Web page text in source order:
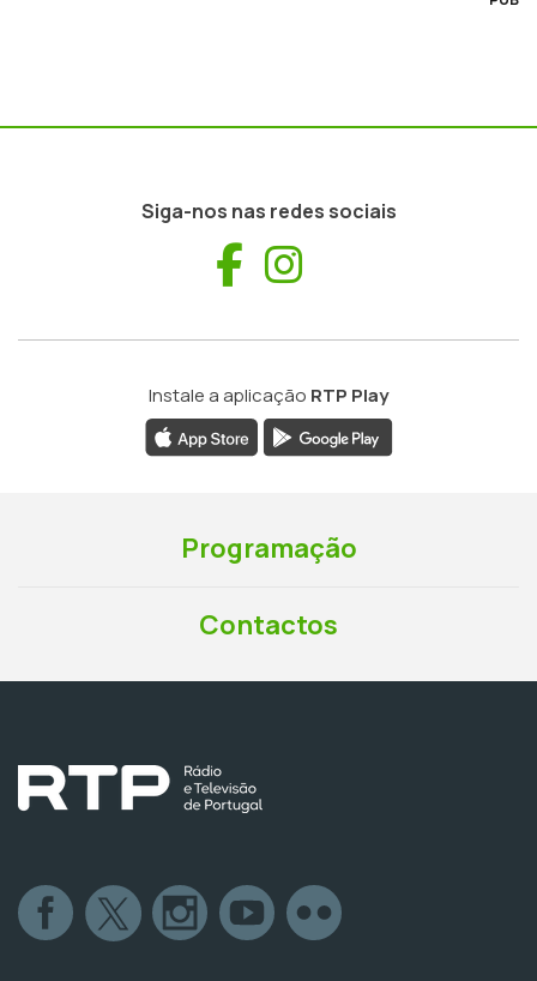
Siga-nos nas redes sociais
Facebook
Instale a aplicação RTP Play
Programação
Contactos